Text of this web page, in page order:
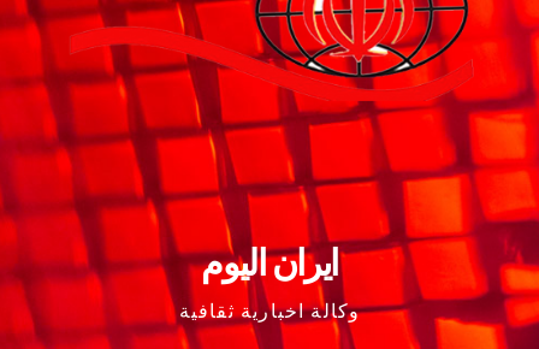
ايران اليوم
وكالة اخبارية ثقافية